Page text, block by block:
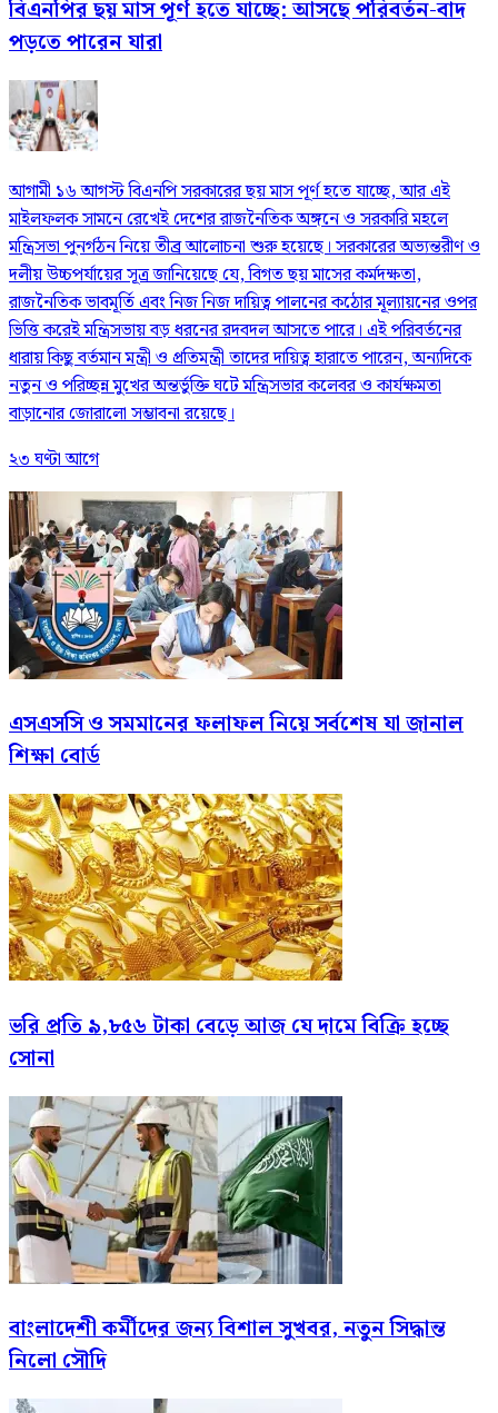
বিএনপির ছয় মাস পূর্ণ হতে যাচ্ছে: আসছে পরিবর্তন-বাদ
পড়তে পারেন যারা
আগামী ১৬ আগস্ট বিএনপি সরকারের ছয় মাস পূর্ণ হতে যাচ্ছে, আর এই
মাইলফলক সামনে রেখেই দেশের রাজনৈতিক অঙ্গনে ও সরকারি মহলে
মন্ত্রিসভা পুনর্গঠন নিয়ে তীব্র আলোচনা শুরু হয়েছে। সরকারের অভ্যন্তরীণ ও
দলীয় উচ্চপর্যায়ের সূত্র জানিয়েছে যে, বিগত ছয় মাসের কর্মদক্ষতা,
রাজনৈতিক ভাবমূর্তি এবং নিজ নিজ দায়িত্ব পালনের কঠোর মূল্যায়নের ওপর
ভিত্তি করেই মন্ত্রিসভায় বড় ধরনের রদবদল আসতে পারে। এই পরিবর্তনের
ধারায় কিছু বর্তমান মন্ত্রী ও প্রতিমন্ত্রী তাদের দায়িত্ব হারাতে পারেন, অন্যদিকে
নতুন ও পরিচ্ছন্ন মুখের অন্তর্ভুক্তি ঘটে মন্ত্রিসভার কলেবর ও কার্যক্ষমতা
বাড়ানোর জোরালো সম্ভাবনা রয়েছে।
২৩ ঘণ্টা আগে
এসএসসি ও সমমানের ফলাফল নিয়ে সর্বশেষ যা জানাল
শিক্ষা বোর্ড
ভরি প্রতি ৯,৮৫৬ টাকা বেড়ে আজ যে দামে বিক্রি হচ্ছে
সোনা
বাংলাদেশী কর্মীদের জন্য বিশাল সুখবর, নতুন সিদ্ধান্ত
নিলো সৌদি